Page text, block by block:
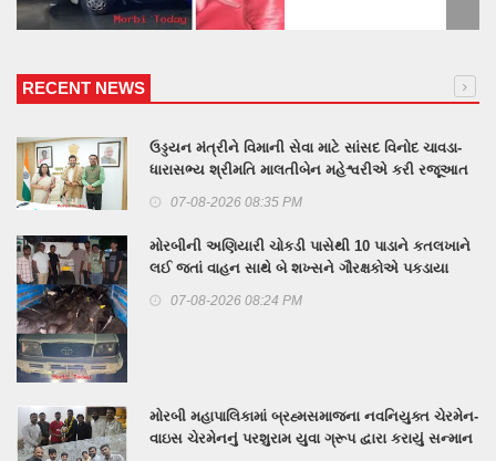
RECENT NEWS
ઉડ્ડયન મંત્રીને વિમાની સેવા માટે સાંસદ વિનોદ ચાવડા-
ધારાસભ્ય શ્રીમતિ માલતીબેન મહેશ્વરીએ કરી રજૂઆત
07-08-2026 08:35 PM
મોરબીની અણિયારી ચોકડી પાસેથી 10 પાડાને કતલખાને
લઈ જતાં વાહન સાથે બે શખ્સને ગૌરક્ષકોએ પકડાયા
07-08-2026 08:24 PM
મોરબી મહાપાલિકામાં બ્રહ્મસમાજના નવનિયુક્ત ચેરમેન-
વાઇસ ચેરમેનનું પરશુરામ યુવા ગ્રૂપ દ્વારા કરાયું સન્માન